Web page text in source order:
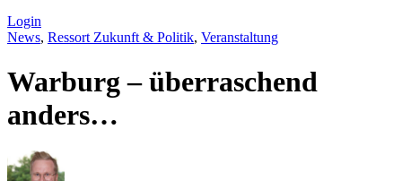
Login
News, Ressort Zukunft & Politik, Veranstaltung
Warburg – überraschend
anders…